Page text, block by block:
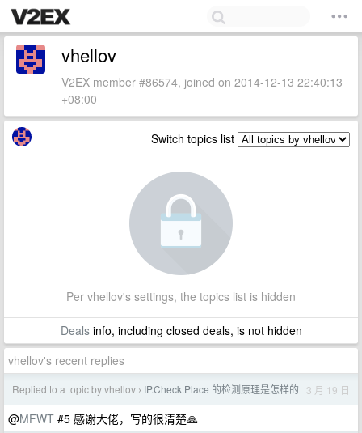
vhellov
V2EX member #86574, joined on 2014-12-13 22:40:13
+08:00
Switch topics list
Per vhellov's settings, the topics list is hidden
Dealsinfo, including closed deals, is not hidden
vhellov's recent replies
Replied to a topic by vhellov › IP.Check.Place 的检测原理是怎样的 3 月 19 日
@MFWT #5 感谢大佬，写的很清楚🙏